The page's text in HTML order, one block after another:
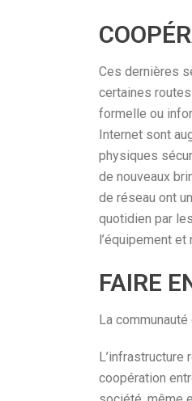
Ces dernières
certaines
formelle ou
Internet sont
physiques
de nouveaux
de réseau ont
quotidien par
l’équipement et
FAIRE
La
L’infrastructure
coopération